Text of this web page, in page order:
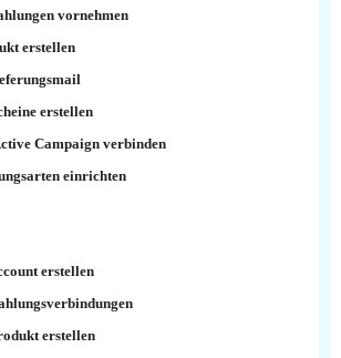
vornehmen
erstellen
erstellen
Campaign verbinden
einrichten
erstellen
erstellen